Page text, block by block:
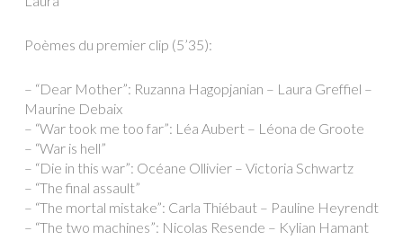
Poèmes du premier clip (5’35):
– “Dear Mother”: Ruzanna Hagopjanian – Laura Greffiel –
Maurine Debaix
– “War took me too far”: Léa Aubert – Léona de Groote
– “War is hell”
– “Die in this war”: Océane Ollivier – Victoria Schwartz
– “The final assault”
– “The mortal mistake”: Carla Thiébaut – Pauline Heyrendt
– “The two machines”: Nicolas Resende – Kylian Hamant